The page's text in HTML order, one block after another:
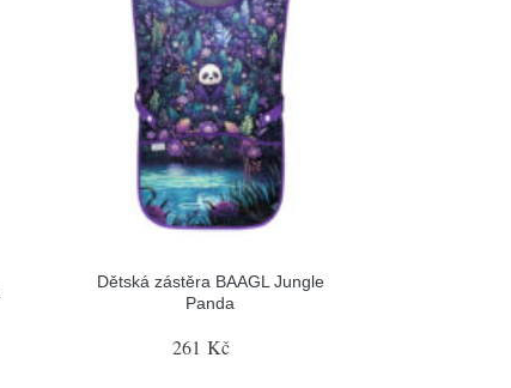
Dětská zástěra BAAGL Jungle
Panda
261 Kč